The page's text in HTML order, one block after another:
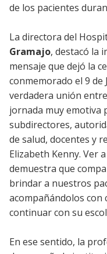
de los pacientes
La directora del
Gramajo, destacó la
mensaje que dejó la
conmemorado el 9
verdadera unión
jornada muy emotiva
subdirectores,
de salud, docentes y
Elizabeth Kenny. Ver
demuestra que
brindar a nuestros
acompañándolos con
continuar con su
En ese sentido, la